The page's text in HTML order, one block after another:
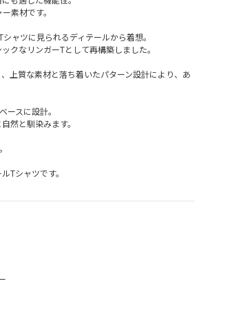
素材です。
ャツに見られるディテールから着想。
クなリンガーTとして再構築しました。
上質な素材と落ち着いたパターン設計により、あ
ースに設計。
然と馴染みます。
Tシャツです。